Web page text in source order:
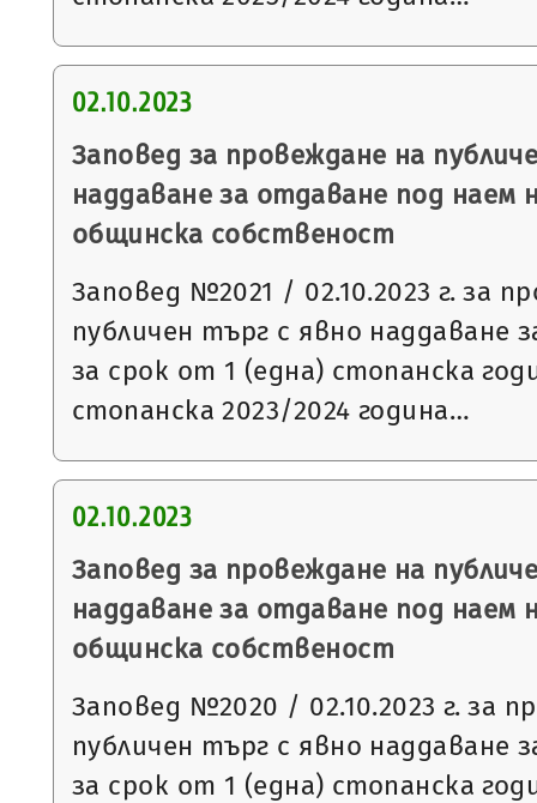
02.10.2023
Заповед за провеждане на
наддаване за отдаване под наем
общинска собственост
Заповед №2021 / 02.10.2023 г. за
публичен търг с явно наддаване
за срок от 1 (една) стопанска
стопанска 2023/2024 година…
02.10.2023
Заповед за провеждане на
наддаване за отдаване под наем
общинска собственост
Заповед №2020 / 02.10.2023 г. за
публичен търг с явно наддаване
за срок от 1 (една) стопанска